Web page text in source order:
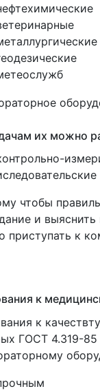
их можно
чтобы
и
приступать к
к
к
ГОСТ 4.319-